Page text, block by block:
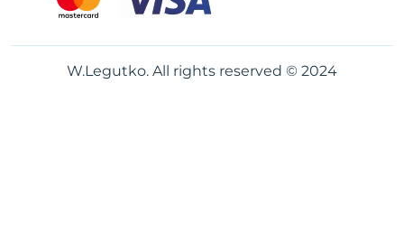
W.Legutko. All rights reserved © 2024